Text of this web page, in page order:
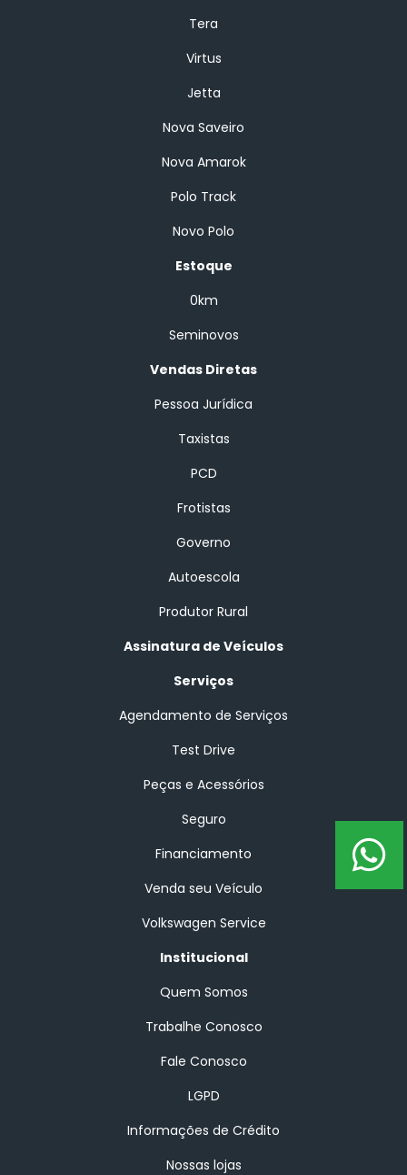
Tera
Virtus
Jetta
Nova Saveiro
Nova Amarok
Polo Track
Novo Polo
Estoque
0km
Seminovos
Vendas Diretas
Pessoa Jurídica
Taxistas
PCD
Frotistas
Governo
Autoescola
Produtor Rural
Assinatura de Veículos
Serviços
Agendamento de Serviços
Test Drive
Peças e Acessórios
Seguro
Financiamento
Venda seu Veículo
Volkswagen Service
Institucional
Quem Somos
Trabalhe Conosco
Fale Conosco
LGPD
Informações de Crédito
Nossas lojas